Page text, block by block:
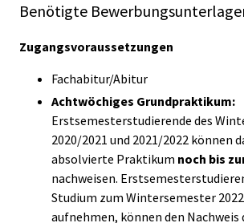
Benötigte
Zugangsvoraussetzungen
Fachabitur/Abitur
Achtwöchiges Grundpraktikum:
Erstsemesterstudierende des
2020/2021 und 2021/2022 können
absolvierte Praktikum noch bis
nachweisen.
Studium zum Wintersemester
aufnehmen, können den Nachweis